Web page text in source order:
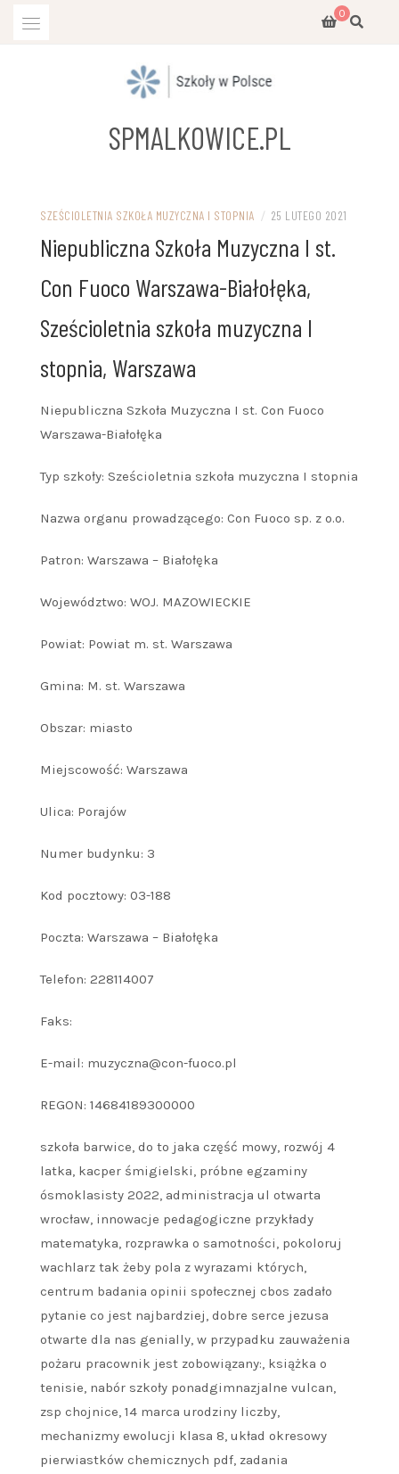
0
SPMALKOWICE.PL
SZEŚCIOLETNIA SZKOŁA MUZYCZNA I STOPNIA / 25 LUTEGO 2021
Niepubliczna Szkoła Muzyczna I st.
Con Fuoco Warszawa-Białołęka,
Sześcioletnia szkoła muzyczna I
stopnia, Warszawa
Niepubliczna Szkoła Muzyczna I st. Con Fuoco
Warszawa-Białołęka
Typ szkoły: Sześcioletnia szkoła muzyczna I stopnia
Nazwa organu prowadzącego: Con Fuoco sp. z o.o.
Patron: Warszawa – Białołęka
Województwo: WOJ. MAZOWIECKIE
Powiat: Powiat m. st. Warszawa
Gmina: M. st. Warszawa
Obszar: miasto
Miejscowość: Warszawa
Ulica: Porajów
Numer budynku: 3
Kod pocztowy: 03-188
Poczta: Warszawa – Białołęka
Telefon: 228114007
Faks:
E-mail: muzyczna@con-fuoco.pl
REGON: 14684189300000
szkoła barwice, do to jaka część mowy, rozwój 4
latka, kacper śmigielski, próbne egzaminy
ósmoklasisty 2022, administracja ul otwarta
wrocław, innowacje pedagogiczne przykłady
matematyka, rozprawka o samotności, pokoloruj
wachlarz tak żeby pola z wyrazami których,
centrum badania opinii społecznej cbos zadało
pytanie co jest najbardziej, dobre serce jezusa
otwarte dla nas genially, w przypadku zauważenia
pożaru pracownik jest zobowiązany:, książka o
tenisie, nabór szkoły ponadgimnazjalne vulcan,
zsp chojnice, 14 marca urodziny liczby,
mechanizmy ewolucji klasa 8, układ okresowy
pierwiastków chemicznych pdf, zadania